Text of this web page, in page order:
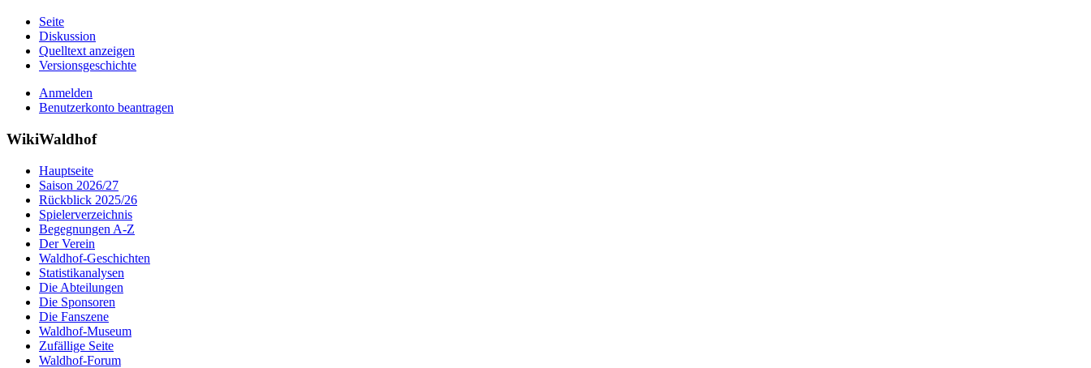
Seite
Diskussion
Quelltext anzeigen
Versionsgeschichte
Anmelden
Benutzerkonto beantragen
WikiWaldhof
Hauptseite
Saison 2026/27
Rückblick 2025/26
Spielerverzeichnis
Begegnungen A-Z
Der Verein
Waldhof-Geschichten
Statistikanalysen
Die Abteilungen
Die Sponsoren
Die Fanszene
Waldhof-Museum
Zufällige Seite
Waldhof-Forum